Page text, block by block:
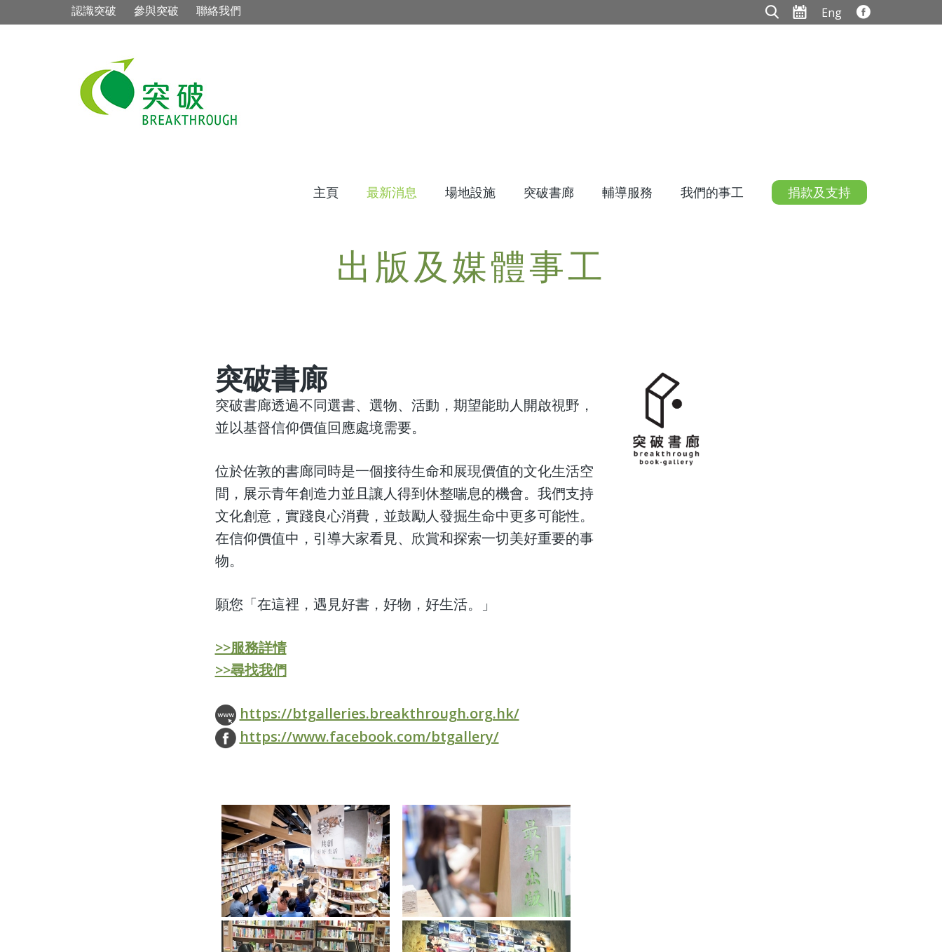
認識突破 參與突破 聯絡我們 Eng
主頁 最新消息 場地設施 突破書廊 輔導服務 我們的事工 捐款及支持
出版及媒體事工
突破書廊
突破書廊透過不同選書、選物、活動，期望能助人開啟視野，
並以基督信仰價值回應處境需要。
位於佐敦的書廊同時是一個接待生命和展現價值的文化生活空
間，展示青年創造力並且讓人得到休整喘息的機會。我們支持
文化創意，實踐良心消費，並鼓勵人發掘生命中更多可能性。
在信仰價值中，引導大家看見、欣賞和探索一切美好重要的事
物。
願您「在這裡，遇見好書，好物，好生活。」
>>服務詳情
>>尋找我們
https://btgalleries.breakthrough.org.hk/
https://www.facebook.com/btgallery/